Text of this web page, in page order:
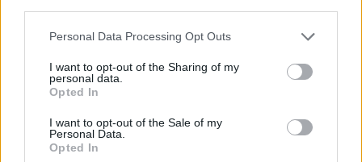
Personal Data Processing Opt Outs
I want to opt-out of the Sharing of my
personal data.
Opted In
I want to opt-out of the Sale of my
Personal Data.
Opted In
PNCR (Terheș)
FAR (Coarnă)
România pe Primul Loc (Ponta)
Altul